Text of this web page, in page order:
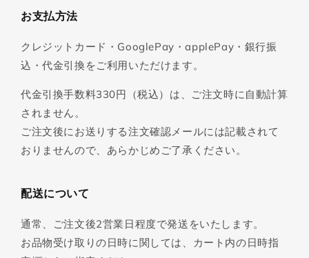
お支払方法
クレジットカード・GooglePay・applePay・銀行振
込・代金引換をご利用いただけます。
代金引換手数料330円（税込）は、ご注文時に自動計算
されません。
ご注文後にお送りする注文確認メールには記載されて
おりませんので、あらかじめご了承ください。
配送について
通常、ご注文後2営業日程度で発送をいたします。
お品物受け取りの日時に関しては、カート内の日時指